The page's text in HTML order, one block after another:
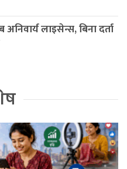
लाइसेन्स, बिना दर्ता